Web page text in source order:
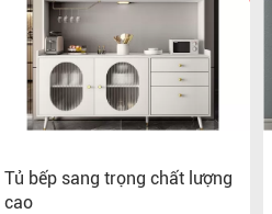
Tủ bếp sang trọng chất lượng
cao